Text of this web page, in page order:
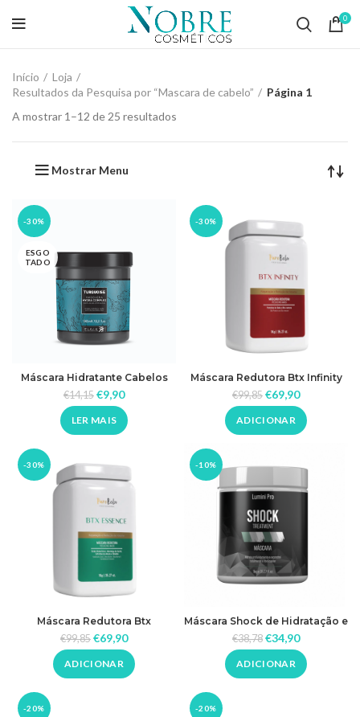
0
Início
Loja
Resultados da Pesquisa por “Mascara de cabelo”
Página 1
A mostrar 1–12 de 25 resultados
Mostrar Menu
-30%
ESGO
TADO
Máscara Hidratante Cabelos
Finos Turquesa
€14,15 €9,90
LER MAIS
-30%
Máscara Redutora Btx Infinity
1kg Pure Bela
€99,85 €69,90
ADICIONAR
-30%
Máscara Redutora Btx
Orgânico Essence 1kg Pure
Bela
€99,85 €69,90
ADICIONAR
-10%
Máscara Shock de Hidratação e
Reconstrução Lumini Pro 1Kg
€38,78 €34,90
ADICIONAR
-20% -20%